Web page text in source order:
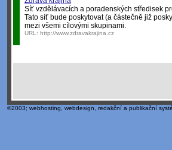
Síť vzdělávacích a poradenských středisek
Tato síť bude poskytovat (a částečně již
mezi všemi cílovými skupinami.
URL: http://www.zdravakrajina.cz
©2003; webhosting webdesign redakční a publikační